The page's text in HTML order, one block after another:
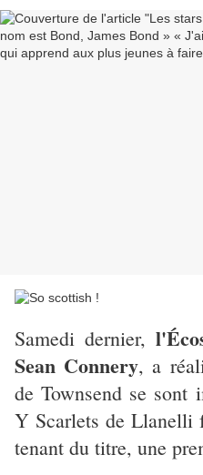
Samedi dernier,
Sean Connery, a
de Townsend se sont
Y Scarlets de Llanelli
tenant du titre, une